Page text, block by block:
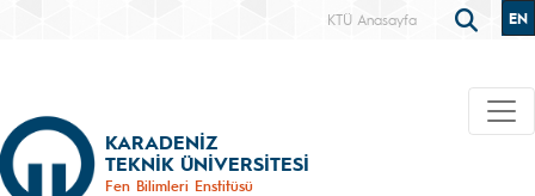
KTÜ Anasayfa EN
KARADENİZ
TEKNİK ÜNİVERSİTESİ
Fen Bilimleri Enstitüsü